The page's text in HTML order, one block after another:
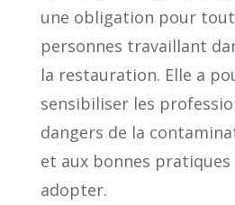
une obligation pour
personnes travaillant
la restauration. Elle a
sensibiliser les
dangers de la
et aux bonnes pratiques
adopter.